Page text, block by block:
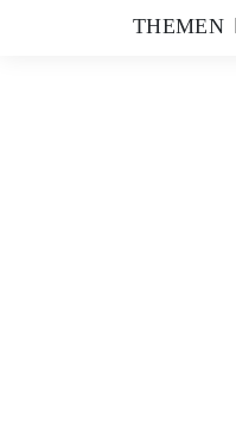
THEMEN